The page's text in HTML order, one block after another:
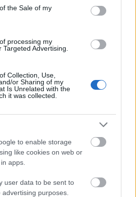
the Sale of my
processing my
Advertising.
Collection, Use,
or Sharing of my
Is Unrelated with the
it was collected.
to enable storage
like cookies on web or
apps.
user data to be sent to
purposes.
topp-10 per nasjon:Norge
Sverige, Canada og Sveits 1
10:Martin Johnsrud Sundby
Klæbo 4, Niklas Dyrhaug 8,
10:Marcus Hellner
Norge
Norge
topp-10 per nasjon:Norge
og USA 1 hver.